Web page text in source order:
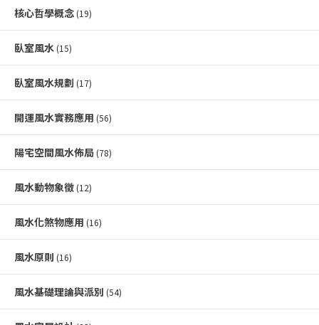
核心哲學概念 (19)
臥室風水 (15)
臥室風水規劃 (17)
開運風水實務應用 (56)
陽宅空間風水佈局 (78)
風水動物象徵 (12)
風水化煞物應用 (16)
風水原則 (16)
風水基礎理論與派別 (54)